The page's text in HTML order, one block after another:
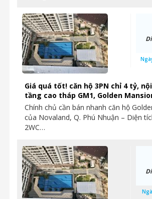
Giá quá tốt! căn hộ 3PN chỉ 4 tỷ,
tầng cao tháp GM1, Golden
Chính chủ cần bán nhanh căn hộ
của Novaland, Q. Phú Nhuận – Diện
2WC…